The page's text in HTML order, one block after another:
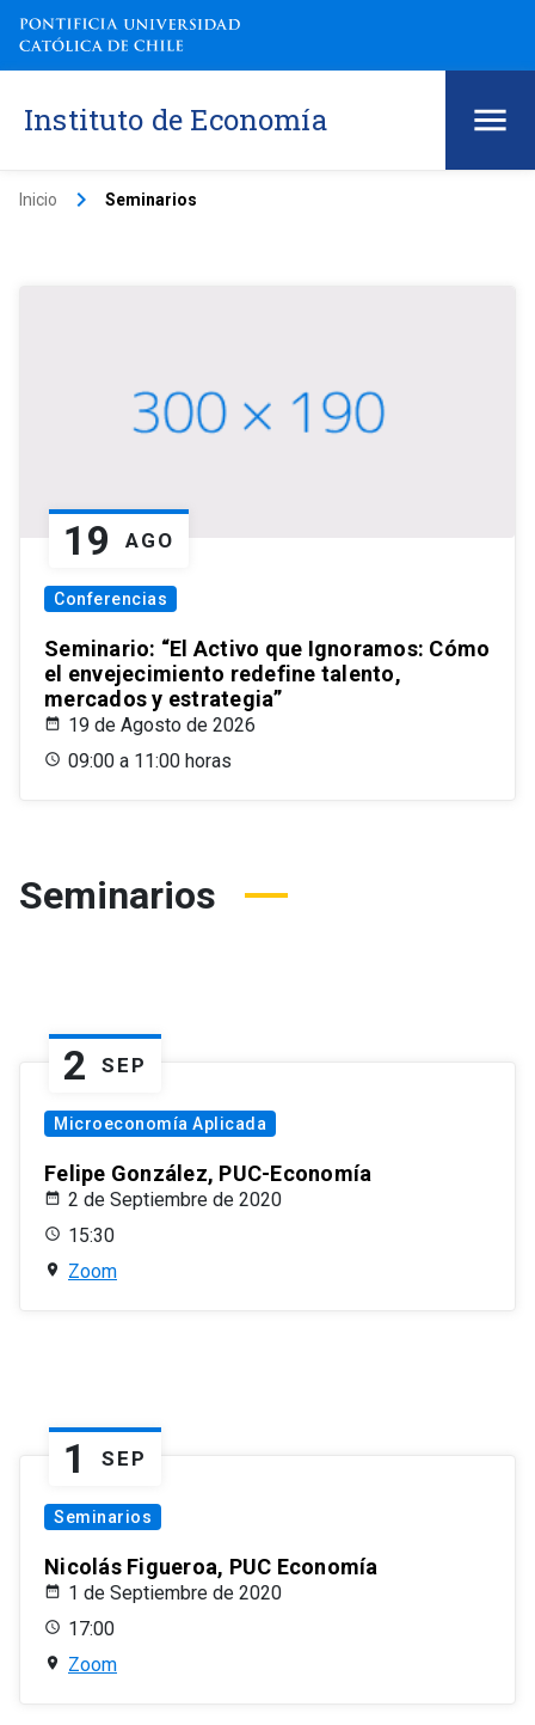
Instituto de Economía
Inicio keyboard_arrow_right Seminarios
19 AGO
Conferencias
Seminario: “El Activo que Ignoramos: Cómo
el envejecimiento redefine talento,
mercados y estrategia”
19 de Agosto de 2026
09:00 a 11:00 horas
Seminarios
2 SEP
Microeconomía Aplicada
Felipe González, PUC-Economía
2 de Septiembre de 2020
15:30
Zoom
1 SEP
Seminarios
Nicolás Figueroa, PUC Economía
1 de Septiembre de 2020
17:00
Zoom